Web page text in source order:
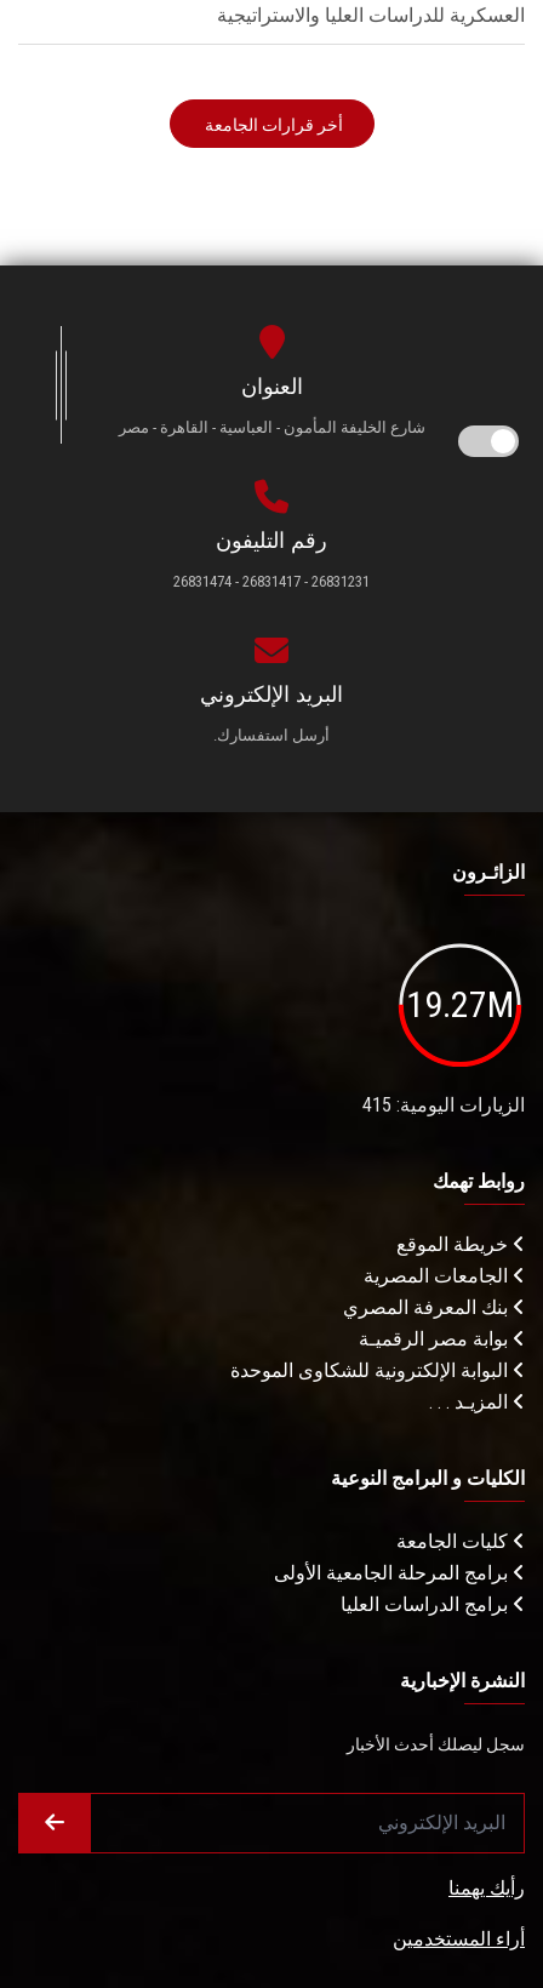
العسكرية للدراسات العليا والاستراتيجية
أخر قرارات الجامعة
العنوان
شارع الخليفة المأمون - العباسية - القاهرة - مصر
رقم التليفون
26831231 - 26831417 - 26831474
البريد الإلكتروني
أرسل استفسارك.
الزائـرون
19.27M
الزيارات اليومية: 415
روابط تهمك
خريطة الموقع
الجامعات المصرية
بنك المعرفة المصري
بوابة مصر الرقميـة
البوابة الإلكترونية للشكاوى الموحدة
المزيـد . . .
الكليات و البرامج النوعية
كليات الجامعة
برامج المرحلة الجامعية الأولى
برامج الدراسات العليا
النشرة الإخبارية
سجل ليصلك أحدث الأخبار
رأيك يهمنا
أراء المستخدمين